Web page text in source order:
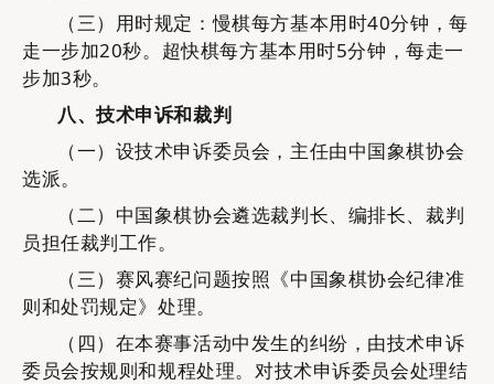
（三） 用时规定：慢棋每方基本用时40分钟，每
走一步加20秒。超快棋每方基本用时5分钟，每走一
步加3秒。
八、技术申诉和裁判
（一） 设技术申诉委员会，主任由中国象棋协会
选派。
（二） 中国象棋协会遴选裁判长、编排长、裁判
员担任裁判工作。
（三） 赛风赛纪问题按照《中国象棋协会纪律准
则和处罚规定》处理。
（四） 在本赛事活动中发生的纠纷，由技术申诉
委员会按规则和规程处理。对技术申诉委员会处理结